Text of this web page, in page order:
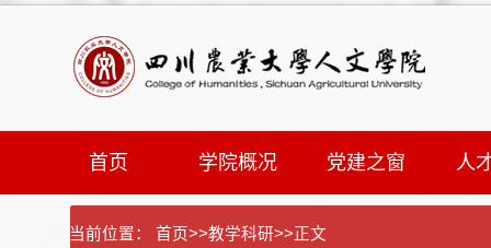
首页 学院概况 党建之窗 人
当前位置：首页>>教学科研>>正文